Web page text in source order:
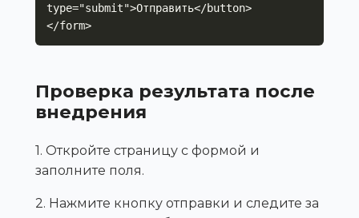
type="submit">Отправить</button>
</form>
Проверка результата после
внедрения
1. Откройте страницу с формой и
заполните поля.
2. Нажмите кнопку отправки и следите за